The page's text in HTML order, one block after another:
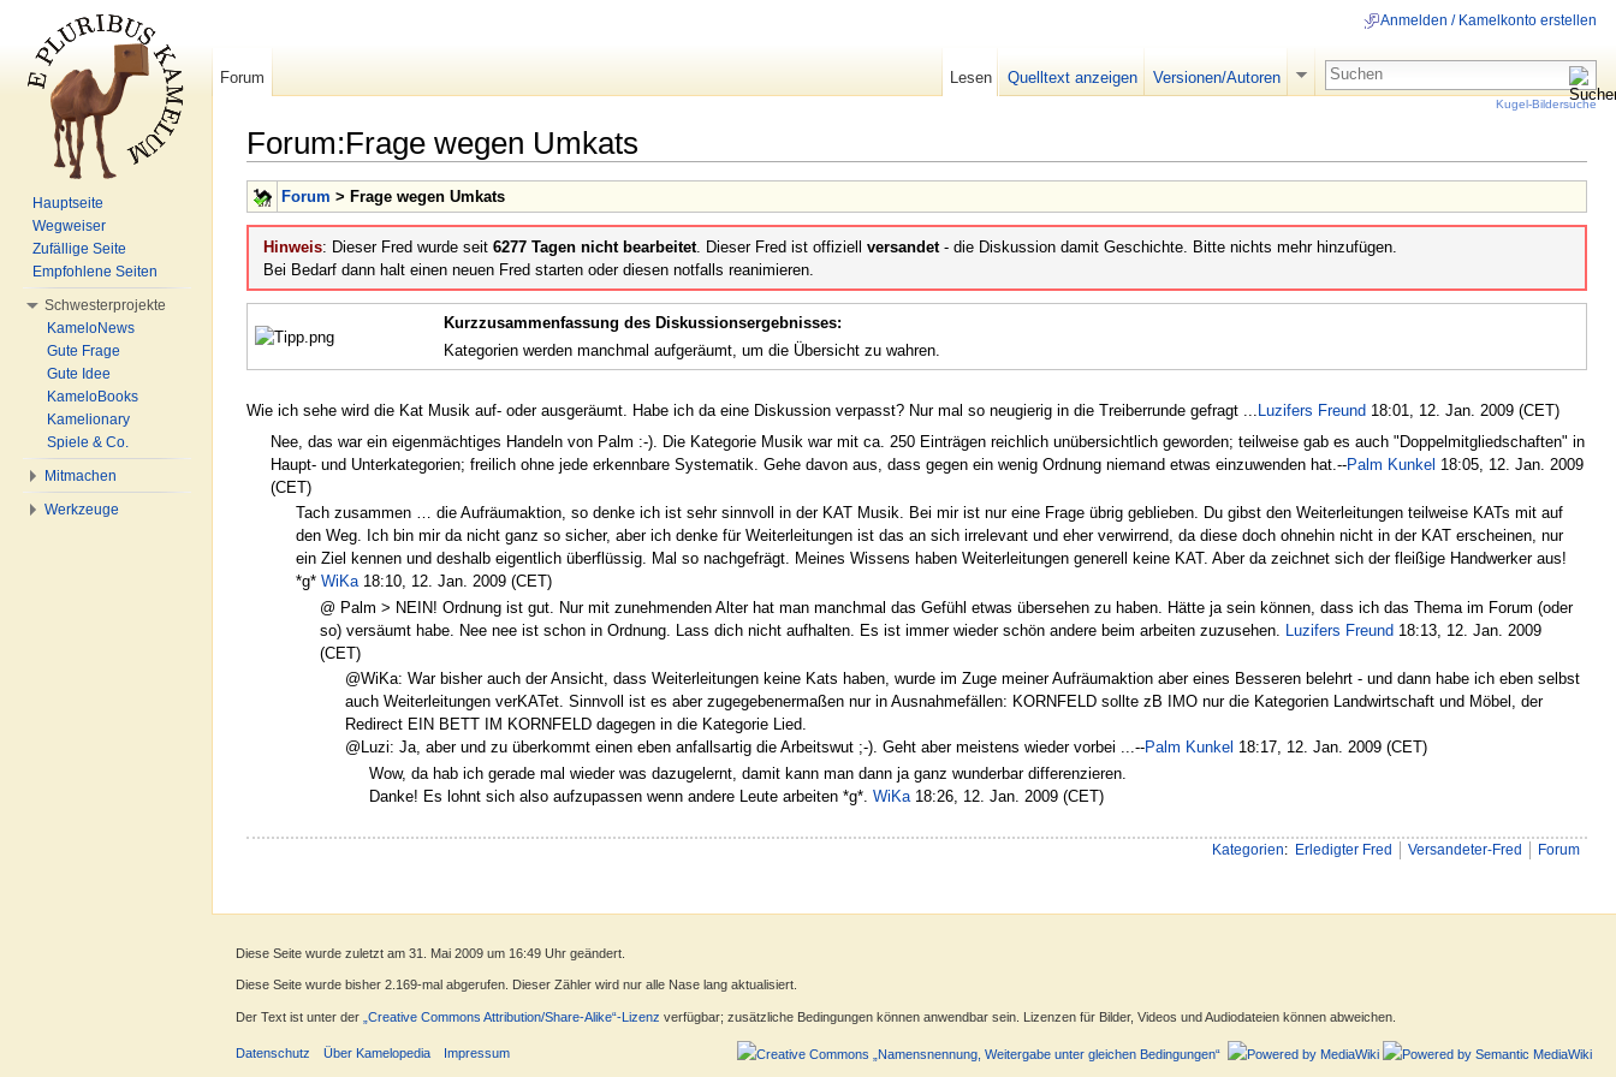
Forum:Frage wegen Umkats
Forum > Frage wegen Umkats
Hinweis: Dieser Fred wurde seit 6277 Tagen nicht bearbeitet . Dieser Fred ist offiziell versandet - die Diskussion damit Geschichte. Bitte nichts mehr hinzufügen.
Bei Bedarf dann halt einen neuen Fred starten oder diesen notfalls reanimieren.
Kurzzusammenfassung des Diskussionsergebnisses:
Kategorien werden manchmal aufgeräumt, um die Übersicht zu wahren.
Wie ich sehe wird die Kat Musik auf- oder ausgeräumt. Habe ich da eine Diskussion verpasst? Nur mal so neugierig in die Treiberrunde gefragt ... Luzifers Freund 18:01, 12. Jan. 2009 (CET)
Nee, das war ein eigenmächtiges Handeln von Palm :-). Die Kategorie Musik war mit ca. 250 Einträgen reichlich unübersichtlich geworden; teilweise gab es auch "Doppelmitgliedschaften" in
Haupt- und Unterkategorien; freilich ohne jede erkennbare Systematik. Gehe davon aus, dass gegen ein wenig Ordnung niemand etwas einzuwenden hat.--Palm Kunkel 18:05, 12. Jan. 2009
(CET)
Tach zusammen … die Aufräumaktion, so denke ich ist sehr sinnvoll in der KAT Musik. Bei mir ist nur eine Frage übrig geblieben. Du gibst den Weiterleitungen teilweise KATs mit auf
den Weg. Ich bin mir da nicht ganz so sicher, aber ich denke für Weiterleitungen ist das an sich irrelevant und eher verwirrend, da diese doch ohnehin nicht in der KAT erscheinen, nur
ein Ziel kennen und deshalb eigentlich überflüssig. Mal so nachgefrägt. Meines Wissens haben Weiterleitungen generell keine KAT. Aber da zeichnet sich der fleißige Handwerker aus!
*g* WiKa18:10, 12. Jan. 2009 (CET)
@ Palm > NEIN! Ordnung ist gut. Nur mit zunehmenden Alter hat man manchmal das Gefühl etwas übersehen zu haben. Hätte ja sein können, dass ich das Thema im Forum (oder
so) versäumt habe. Nee nee ist schon in Ordnung. Lass dich nicht aufhalten. Es ist immer wieder schön andere beim arbeiten zuzusehen.
Luzifers Freund 18:13, 12. Jan. 2009
(CET)
@WiKa: War bisher auch der Ansicht, dass Weiterleitungen keine Kats haben, wurde im Zuge meiner Aufräumaktion aber eines Besseren belehrt - und dann habe ich eben selbst
auch Weiterleitungen verKATet. Sinnvoll ist es aber zugegebenermaßen nur in Ausnahmefällen: KORNFELD sollte zB IMO nur die Kategorien Landwirtschaft und Möbel, der
Redirect EIN BETT IM KORNFELD dagegen in die Kategorie Lied.
@Luzi: Ja, aber und zu überkommt einen eben anfallsartig die Arbeitswut ;-). Geht aber meistens wieder vorbei ...--Palm Kunkel 18:17, 12. Jan. 2009 (CET)
Wow, da hab ich gerade mal wieder was dazugelernt, damit kann man dann ja ganz wunderbar differenzieren.
Danke! Es lohnt sich also aufzupassen wenn andere Leute arbeiten *g*.WiKa 18:26, 12. Jan. 2009 (CET)
Kategorien: Erledigter Fred Versandeter-Fred Forum
Anmelden / Kamelkonto erstellen
Forum Lesen Quelltext anzeigen Versionen/Autoren
Kugel-Bildersuche
Hauptseite
Wegweiser
Zufällige Seite
Empfohlene Seiten
Schwesterprojekte
KameloNews
Gute Frage
Gute Idee
KameloBooks
Kamelionary
Spiele & Co.
Mitmachen
Werkzeuge
Diese Seite wurde zuletzt am 31. Mai 2009 um 16:49 Uhr geändert.
Diese Seite wurde bisher 2.169-mal abgerufen. Dieser Zähler wird nur alle Nase lang aktualisiert.
Der Text ist unter der „Creative Commons Attribution/Share-Alike“-Lizenz verfügbar; zusätzliche Bedingungen können anwendbar sein. Lizenzen für Bilder, Videos und Audiodateien können abweichen.
Datenschutz Über Kamelopedia Impressum